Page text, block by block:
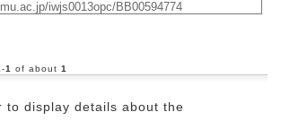
-1 of about 1
to display details about the